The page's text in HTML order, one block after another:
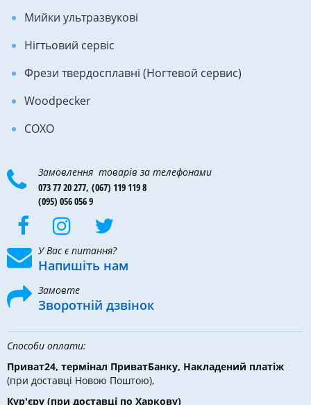
Мийки ультразвукові
Нігтьовий сервіс
Фрези твердосплавні (Ногтевой сервис)
Woodpecker
COXO
Замовлення товарів за телефонами
073 77 20 277, (067) 119 119 8
(095) 056 056 9
У Вас є питання?
Напишіть нам
Замовте
Зворотній дзвінок
Способи оплати:
Приват24, термінал ПриватБанку, Накладений платіж
(при доставці Новою Поштою),
Кур'єру (при доставці по Харкову)